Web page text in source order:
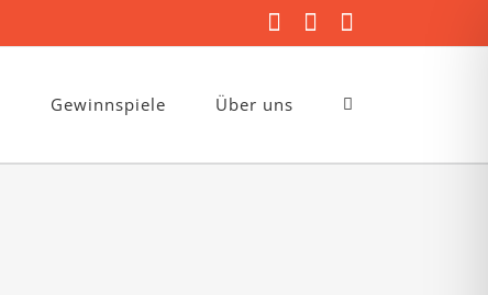
FacebookInstagram
Mail
Gewinnspiele Über uns